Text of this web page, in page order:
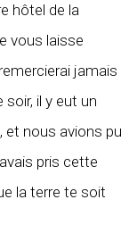
hôtel de la
vous laisse
jamais
il y eut un
et nous avions pu
pris cette
la terre te soit